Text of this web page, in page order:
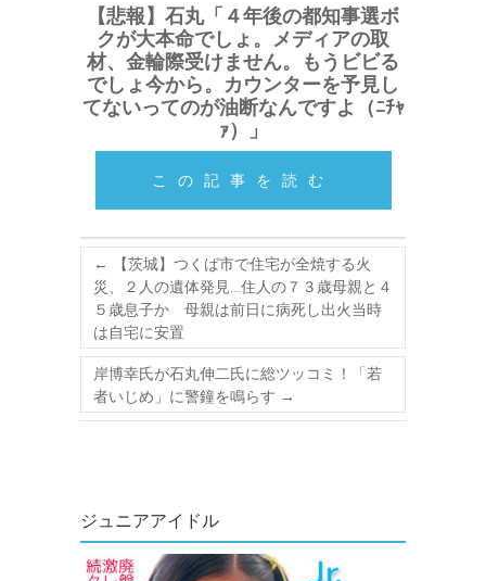
【悲報】石丸「４年後の都知事選ボ
クが大本命でしょ。メディアの取
材、金輪際受けません。もうビビる
でしょ今から。カウンターを予見し
てないってのが油断なんですよ（ﾆﾁｬ
ｧ）」
この記事を読む
←
【茨城】つくば市で住宅が全焼する火
災、２人の遺体発見…住人の７３歳母親と４
５歳息子か 母親は前日に病死し出火当時
は自宅に安置
岸博幸氏が石丸伸二氏に総ツッコミ！「若
者いじめ」に警鐘を鳴らす →
ジュニアアイドル